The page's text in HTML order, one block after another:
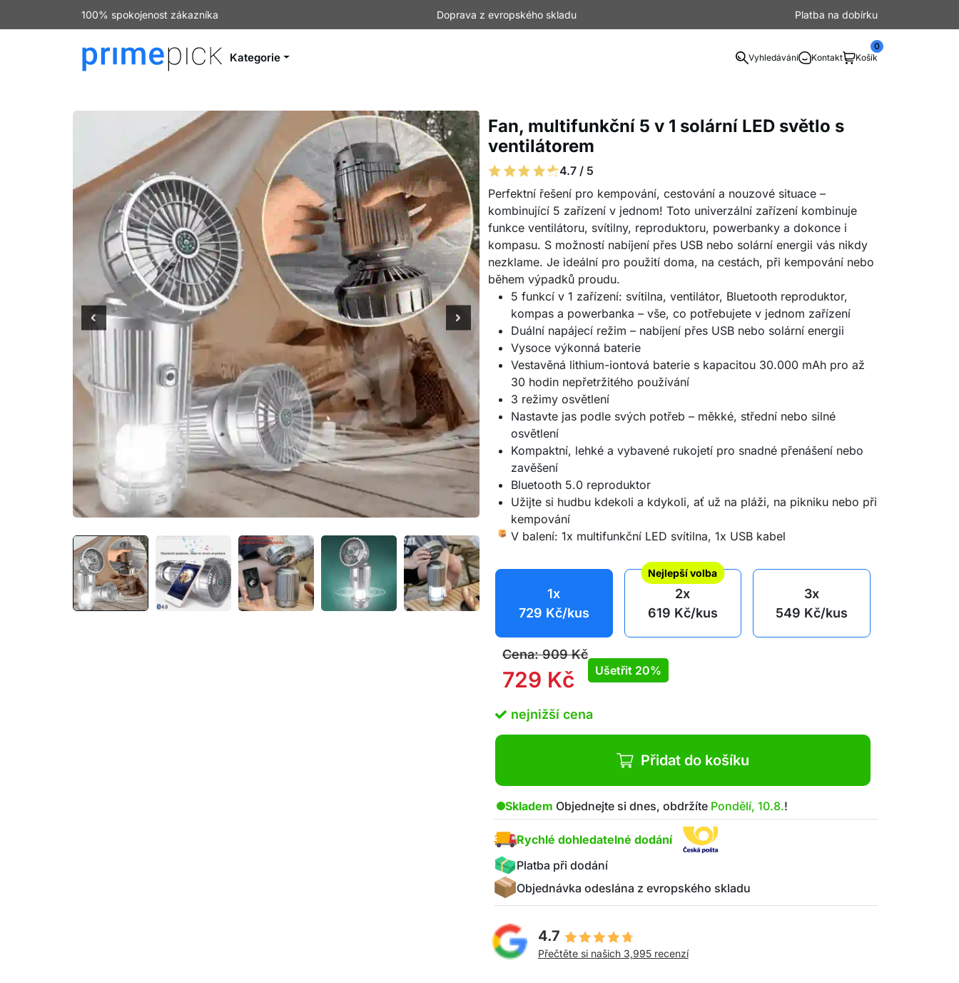
100% spokojenost zákazníka Doprava z evropského skladu Platba na dobírku
Kategorie Vyhledávání Kontakt Košík
0
Fan, multifunkční 5 v 1 solární LED světlo s
ventilátorem
4.7 / 5
Perfektní řešení pro kempování, cestování a nouzové situace –
kombinující 5 zařízení v jednom! Toto univerzální zařízení kombinuje
funkce ventilátoru, svítilny, reproduktoru, powerbanky a dokonce i
kompasu. S možností nabíjení přes USB nebo solární energii vás nikdy
nezklame. Je ideální pro použití doma, na cestách, při kempování nebo
během výpadků proudu.
5 funkcí v 1 zařízení: svítilna, ventilátor, Bluetooth reproduktor,
kompas a powerbanka – vše, co potřebujete v jednom zařízení
Duální napájecí režim – nabíjení přes USB nebo solární energii
Vysoce výkonná baterie
Vestavěná lithium-iontová baterie s kapacitou 30.000 mAh pro až
30 hodin nepřetržitého používání
3 režimy osvětlení
Nastavte jas podle svých potřeb – měkké, střední nebo silné
osvětlení
Kompaktní, lehké a vybavené rukojetí pro snadné přenášení nebo
zavěšení
Bluetooth 5.0 reproduktor
Užijte si hudbu kdekoli a kdykoli, ať už na pláži, na pikniku nebo při
kempování
V balení: 1x multifunkční LED svítilna, 1x USB kabel
1x
729 Kč/kus
Nejlepší volba
2x
619 Kč/kus
3x
549 Kč/kus
Cena:909Kč
729 Kč Ušetřit 20%
nejnižší cena
Přidat do košíku
Skladem Objednejte si dnes, obdržíte Pondělí, 10.8.!
Rychlé dohledatelné dodání
Platba při dodání
Objednávka odeslána z evropského skladu
4.7
Přečtěte si našich 3,995 recenzí